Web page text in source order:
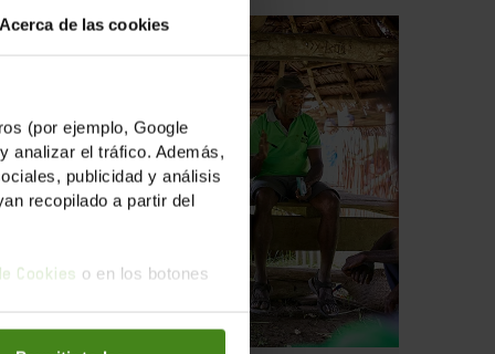
Acerca de las cookies
(por ejemplo, Google
analizar el tráfico. Además,
publicidad y análisis
recopilado a partir del
Cookies o en los botones